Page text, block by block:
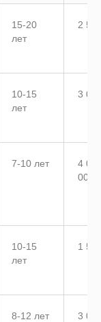
15-20
лет
2
10-15
лет
3
7-10 лет
4
000
10-15
лет
1
8-12 лет 3